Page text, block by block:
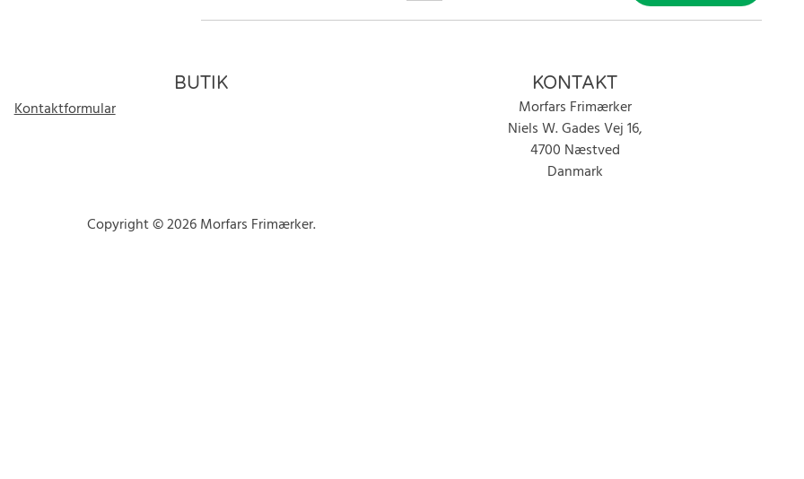
BUTIK
Kontaktformular
KONTAKT
Morfars Frimærker
Niels W. Gades Vej 16,
4700 Næstved
Danmark
Copyright © 2026 Morfars Frimærker.